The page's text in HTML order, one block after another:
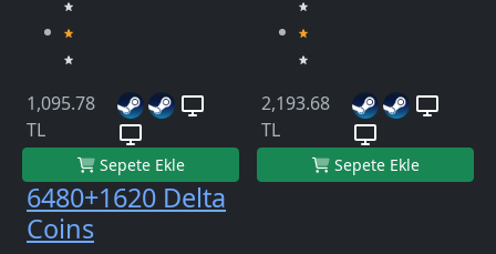
1,095.78
TL
Sepete Ekle
2,193.68
TL
Sepete Ekle
6480+1620 Delta
Coins